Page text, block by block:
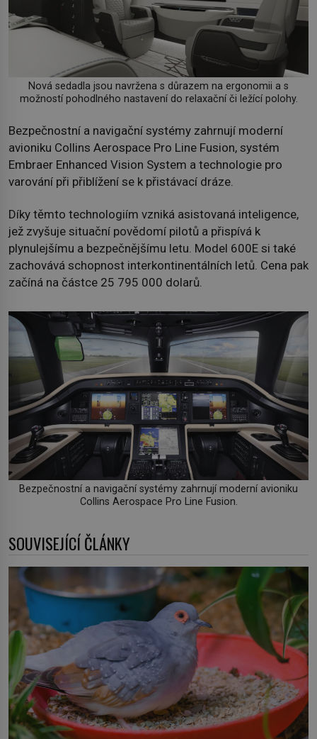
Nová sedadla jsou navržena s důrazem na ergonomii a s
možností pohodlného nastavení do relaxační či ležící polohy.
Bezpečnostní a navigační systémy zahrnují moderní
avioniku Collins Aerospace Pro Line Fusion, systém
Embraer Enhanced Vision System a technologie pro
varování při přiblížení se k přistávací dráze.
Díky těmto technologiím vzniká asistovaná inteligence,
jež zvyšuje situační povědomí pilotů a přispívá k
plynulejšímu a bezpečnějšímu letu. Model 600E si také
zachovává schopnost interkontinentálních letů. Cena pak
začíná na částce 25 795 000 dolarů.
Bezpečnostní a navigační systémy zahrnují moderní avioniku
Collins Aerospace Pro Line Fusion.
SOUVISEJÍCÍ ČLÁNKY